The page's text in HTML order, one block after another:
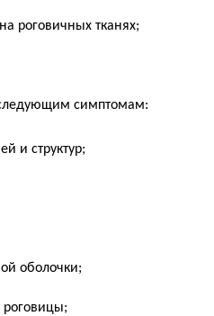
роговичных тканях;
симптомам:
и структур;
оболочки;
роговицы;